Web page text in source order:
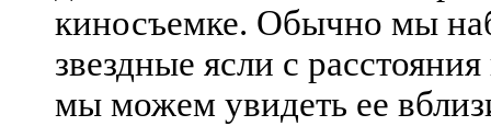
киносъемке. Обычно мы
звездные ясли с
мы можем увидеть ее